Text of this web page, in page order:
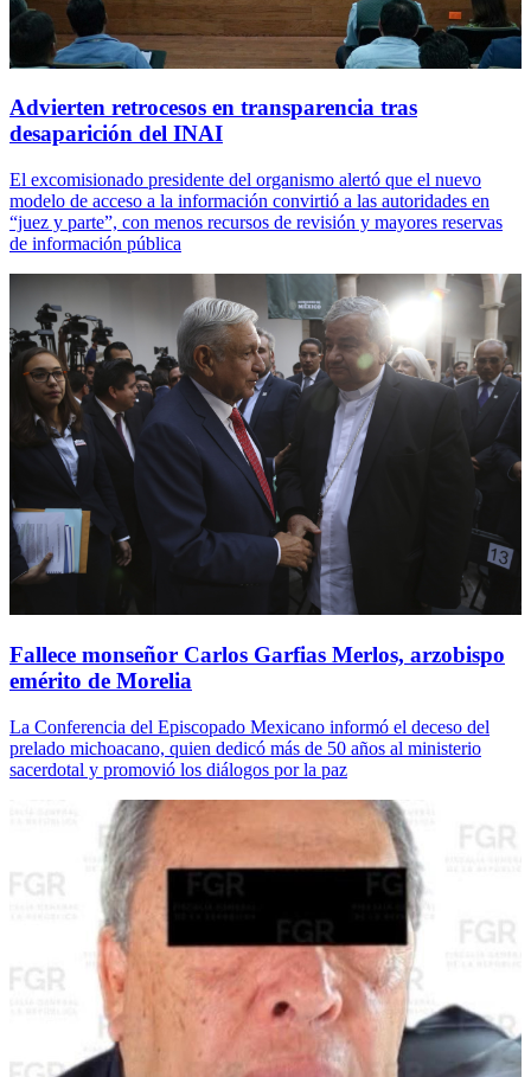
Advierten retrocesos en transparencia tras
desaparición del INAI
El excomisionado presidente del organismo alertó que el nuevo
modelo de acceso a la información convirtió a las autoridades en
“juez y parte”, con menos recursos de revisión y mayores reservas
de información pública
Fallece monseñor Carlos Garfias Merlos, arzobispo
emérito de Morelia
La Conferencia del Episcopado Mexicano informó el deceso del
prelado michoacano, quien dedicó más de 50 años al ministerio
sacerdotal y promovió los diálogos por la paz